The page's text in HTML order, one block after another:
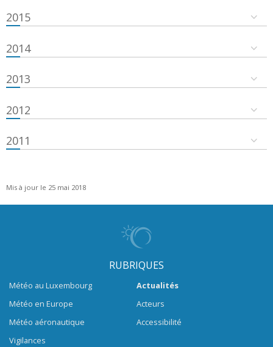
2015
2014
2013
2012
2011
Mis à jour le 25 mai 2018
RUBRIQUES
Météo au Luxembourg
Météo en Europe
Météo aéronautique
Vigilances
Actualités
Acteurs
Accessibilité